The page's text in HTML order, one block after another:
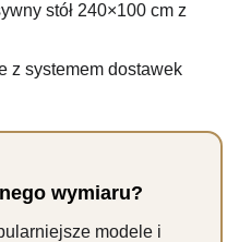
stół 240×100 cm z
z systemem dostawek
wymiaru?
modele i